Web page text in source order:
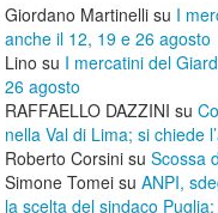
Giordano Martinelli su I
anche il 12, 19 e 26 agosto
Lino su I mercatini del
26 agosto
RAFFAELLO DAZZINI su
nella Val di Lima; si chiede
Roberto Corsini su Scossa
Simone Tomei su ANPI,
la scelta del sindaco Puglia: